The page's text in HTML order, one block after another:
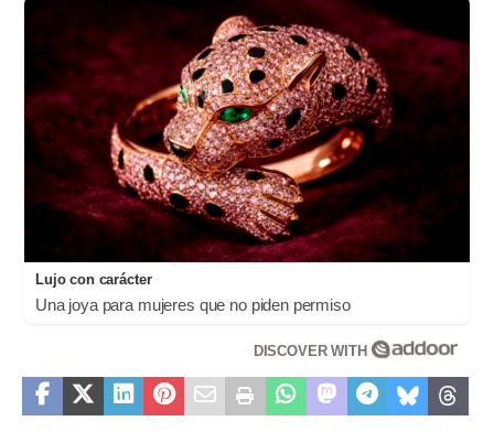
Lujo con carácter
Una joya para mujeres que no piden permiso
DISCOVER WITH